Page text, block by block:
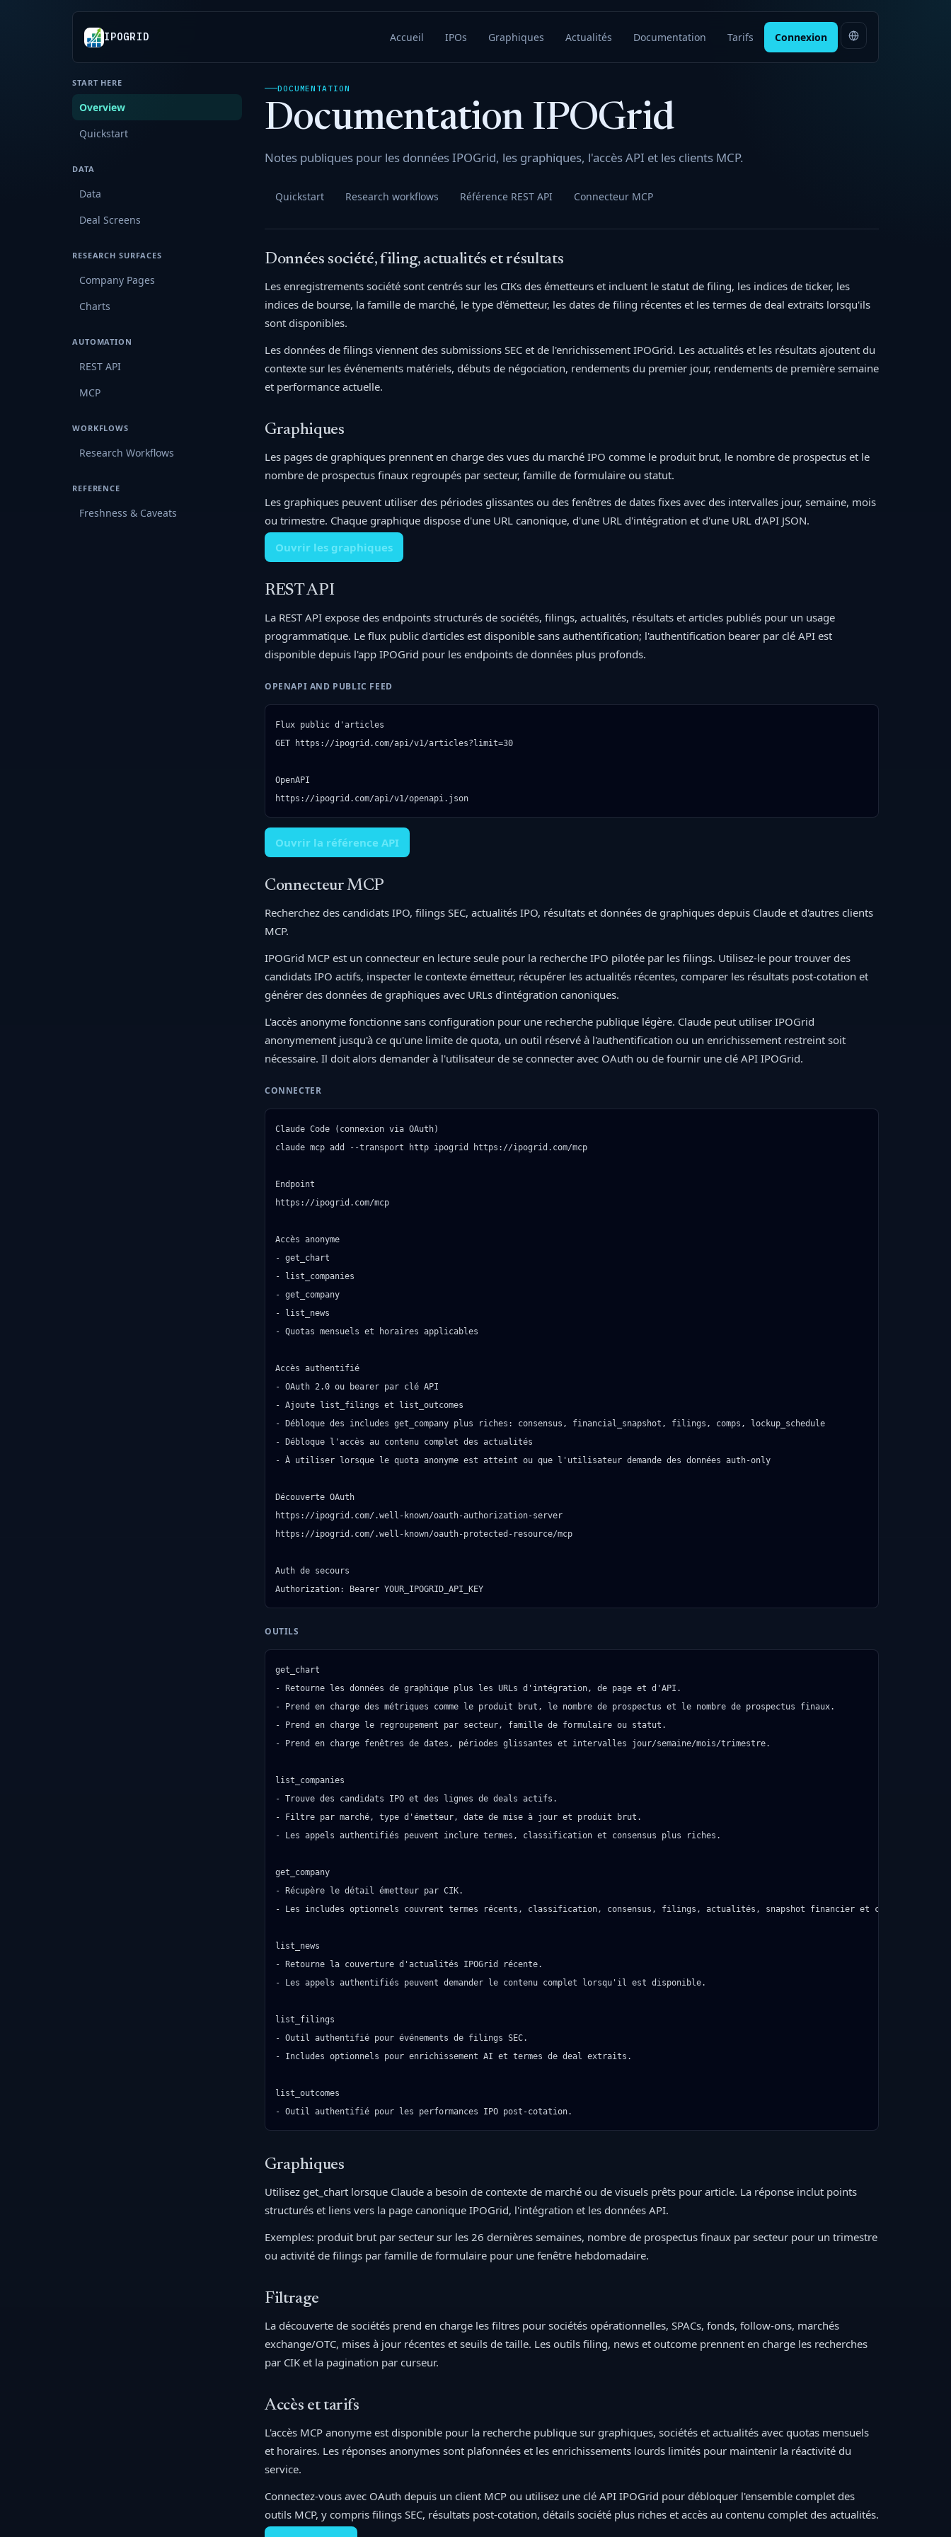
IPOGRID Accueil IPOs Graphiques Actualités Documentation Tarifs Connexion
START HERE
Overview
Quickstart
DATA
Data
Deal Screens
RESEARCH SURFACES
Company Pages
Charts
AUTOMATION
REST API
MCP
WORKFLOWS
Research Workflows
REFERENCE
Freshness & Caveats
DOCUMENTATION
Documentation IPOGrid
Notes publiques pour les données IPOGrid, les graphiques, l'accès API et les clients MCP.
Quickstart Research workflows Référence REST API Connecteur MCP
Données société, filing, actualités et résultats
Les enregistrements société sont centrés sur les CIKs des émetteurs et incluent le statut de filing, les indices de ticker, les
indices de bourse, la famille de marché, le type d'émetteur, les dates de filing récentes et les termes de deal extraits lorsqu'ils
sont disponibles.
Les données de filings viennent des submissions SEC et de l'enrichissement IPOGrid. Les actualités et les résultats ajoutent du
contexte sur les événements matériels, débuts de négociation, rendements du premier jour, rendements de première semaine
et performance actuelle.
Graphiques
Les pages de graphiques prennent en charge des vues du marché IPO comme le produit brut, le nombre de prospectus et le
nombre de prospectus finaux regroupés par secteur, famille de formulaire ou statut.
Les graphiques peuvent utiliser des périodes glissantes ou des fenêtres de dates fixes avec des intervalles jour, semaine, mois
ou trimestre. Chaque graphique dispose d'une URL canonique, d'une URL d'intégration et d'une URL d'API JSON.
Ouvrir les graphiques
REST API
La REST API expose des endpoints structurés de sociétés, filings, actualités, résultats et articles publiés pour un usage
programmatique. Le flux public d'articles est disponible sans authentification; l'authentification bearer par clé API est
disponible depuis l'app IPOGrid pour les endpoints de données plus profonds.
OPENAPI AND PUBLIC FEED
Flux public d'articles
GET https://ipogrid.com/api/v1/articles?limit=30
OpenAPI
https://ipogrid.com/api/v1/openapi.json
Ouvrir la référence API
Connecteur MCP
Recherchez des candidats IPO, filings SEC, actualités IPO, résultats et données de graphiques depuis Claude et d'autres clients
MCP.
IPOGrid MCP est un connecteur en lecture seule pour la recherche IPO pilotée par les filings. Utilisez-le pour trouver des
candidats IPO actifs, inspecter le contexte émetteur, récupérer les actualités récentes, comparer les résultats post-cotation et
générer des données de graphiques avec URLs d'intégration canoniques.
L'accès anonyme fonctionne sans configuration pour une recherche publique légère. Claude peut utiliser IPOGrid
anonymement jusqu'à ce qu'une limite de quota, un outil réservé à l'authentification ou un enrichissement restreint soit
nécessaire. Il doit alors demander à l'utilisateur de se connecter avec OAuth ou de fournir une clé API IPOGrid.
CONNECTER
Claude Code (connexion via OAuth)
claude mcp add --transport http ipogrid https://ipogrid.com/mcp
Endpoint
https://ipogrid.com/mcp
Accès anonyme
- get_chart
- list_companies
- get_company
- list_news
- Quotas mensuels et horaires applicables
Accès authentifié
- OAuth 2.0 ou bearer par clé API
- Ajoute list_filings et list_outcomes
- Débloque des includes get_company plus riches: consensus, financial_snapshot, filings, comps, lockup_schedule
- Débloque l'accès au contenu complet des actualités
- À utiliser lorsque le quota anonyme est atteint ou que l'utilisateur demande des données auth-only
Découverte OAuth
https://ipogrid.com/.well-known/oauth-authorization-server
https://ipogrid.com/.well-known/oauth-protected-resource/mcp
Auth de secours
Authorization: Bearer YOUR_IPOGRID_API_KEY
OUTILS
get_chart
- Retourne les données de graphique plus les URLs d'intégration, de page et d'API.
- Prend en charge des métriques comme le produit brut, le nombre de prospectus et le nombre de prospectus finaux.
- Prend en charge le regroupement par secteur, famille de formulaire ou statut.
- Prend en charge fenêtres de dates, périodes glissantes et intervalles jour/semaine/mois/trimestre.
list_companies
- Trouve des candidats IPO et des lignes de deals actifs.
- Filtre par marché, type d'émetteur, date de mise à jour et produit brut.
- Les appels authentifiés peuvent inclure termes, classification et consensus plus riches.
get_company
- Récupère le détail émetteur par CIK.
- Les includes optionnels couvrent termes récents, classification, consensus, filings, actualités, snapshot financier et comparables.
list_news
- Retourne la couverture d'actualités IPOGrid récente.
- Les appels authentifiés peuvent demander le contenu complet lorsqu'il est disponible.
list_filings
- Outil authentifié pour événements de filings SEC.
- Includes optionnels pour enrichissement AI et termes de deal extraits.
list_outcomes
- Outil authentifié pour les performances IPO post-cotation.
Graphiques
Utilisez get_chart lorsque Claude a besoin de contexte de marché ou de visuels prêts pour article. La réponse inclut points
structurés et liens vers la page canonique IPOGrid, l'intégration et les données API.
Exemples: produit brut par secteur sur les 26 dernières semaines, nombre de prospectus finaux par secteur pour un trimestre
ou activité de filings par famille de formulaire pour une fenêtre hebdomadaire.
Filtrage
La découverte de sociétés prend en charge les filtres pour sociétés opérationnelles, SPACs, fonds, follow-ons, marchés
exchange/OTC, mises à jour récentes et seuils de taille. Les outils filing, news et outcome prennent en charge les recherches
par CIK et la pagination par curseur.
Accès et tarifs
L'accès MCP anonyme est disponible pour la recherche publique sur graphiques, sociétés et actualités avec quotas mensuels
et horaires. Les réponses anonymes sont plafonnées et les enrichissements lourds limités pour maintenir la réactivité du
service.
Connectez-vous avec OAuth depuis un client MCP ou utilisez une clé API IPOGrid pour débloquer l'ensemble complet des
outils MCP, y compris filings SEC, résultats post-cotation, détails société plus riches et accès au contenu complet des actualités.